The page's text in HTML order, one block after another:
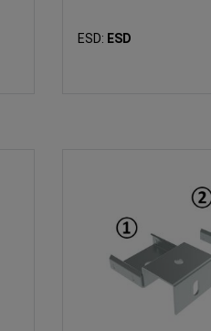
ESD: ESD